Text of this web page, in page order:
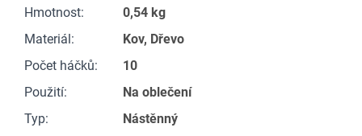
Hmotnost:
0,54 kg
Materiál:
Kov, Dřevo
Počet háčků:
10
Použití:
Na oblečení
Typ:
Nástěnný